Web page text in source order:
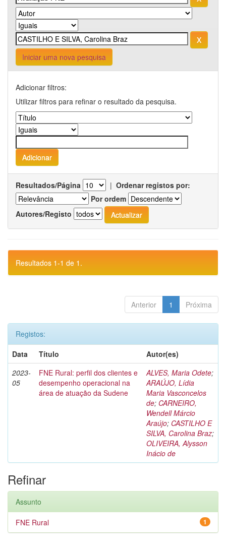
Iniciar uma nova pesquisa
Adicionar filtros:
Utilizar filtros para refinar o resultado da pesquisa.
Resultados/Página | Ordenar registos por:
Por ordem
Autores/Registo
Resultados 1-1 de 1.
Anterior 1 Próxima
Registos:
Data
Título
Autor(es)
2023-
05
FNE Rural: perfil dos clientes e
desempenho operacional na
área de atuação da Sudene
ALVES, Maria Odete;
ARAÚJO, Lídia
Maria Vasconcelos
de; CARNEIRO,
Wendell Márcio
Araújo; CASTILHO E
SILVA, Carolina Braz;
OLIVEIRA, Alysson
Inácio de
Refinar
Assunto
1
FNE Rural